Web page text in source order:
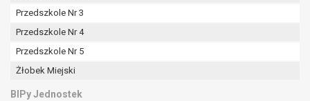
Przedszkole Nr 3
Przedszkole Nr 4
Przedszkole Nr 5
Żłobek Miejski
BIPy Jednostek
tym również profilowaniu.